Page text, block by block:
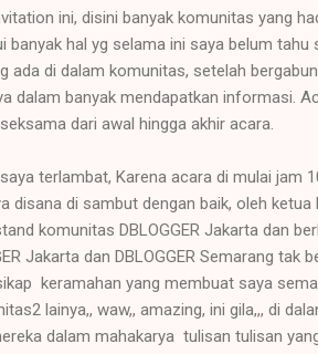
ini, disini banyak komunitas yang
banyak hal yg selama ini saya belum
ada di dalam komunitas, setelah
dalam banyak mendapatkan informasi.
dari awal hingga akhir acara.
terlambat, Karena acara di mulai jam
disana di sambut dengan baik, oleh
komunitas DBLOGGER Jakarta dan
Jakarta dan DBLOGGER Semarang
keramahan yang membuat saya
lainya,, waw,, amazing, ini gila,,, di
dalam mahakarya tulisan tulisan